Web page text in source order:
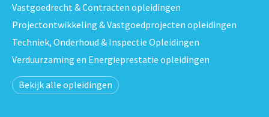
Vastgoedrecht & Contracten opleidingen
Projectontwikkeling & Vastgoedprojecten opleidingen
Techniek, Onderhoud & Inspectie Opleidingen
Verduurzaming en Energieprestatie opleidingen
Bekijk alle opleidingen